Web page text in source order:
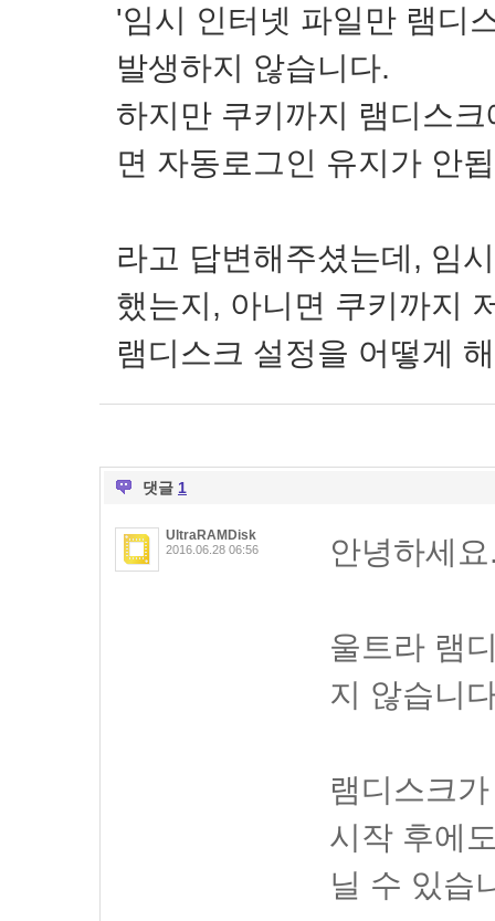
'임시 인터넷 파일만 램디
발생하지 않습니다.
하지만 쿠키까지 램디스
면 자동로그인 유지가 안
라고 답변해주셨는데, 임
했는지, 아니면 쿠키까지
램디스크 설정을 어떻게
댓글 1
UltraRAMDisk
2016.06.28 06:56 안녕하세
울트라 램
지 않습니
램디스크
시작 후에
닐 수 있습